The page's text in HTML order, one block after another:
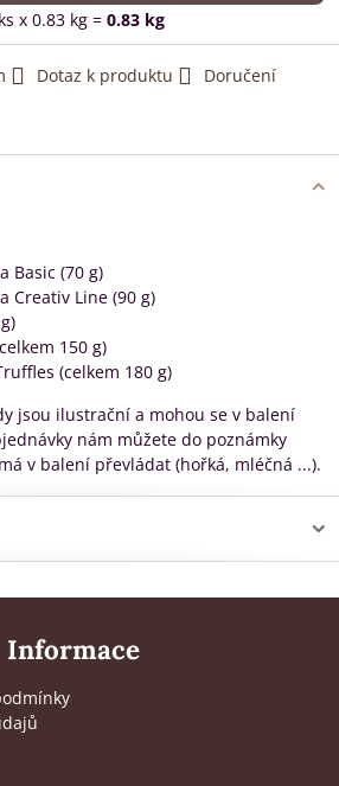
ks x 0.83 kg = 0.83kg
Dotaz k produktu Doručení
Basic (70 g)
Creativ Line (90 g)
150 g)
(celkem 180 g)
jsou ilustrační a mohou se v balení
nám můžete do poznámky
v balení převládat (hořká, mléčná ...).
Informace